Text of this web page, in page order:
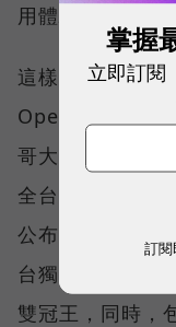
用體驗。
這樣的轉變，也
Opensignal 公
哥大不僅率先奪
全台 No.1 」國
公布的台灣行動
台獨有的「可靠
雙冠王，同時，
掌握
立即訂閱
訂